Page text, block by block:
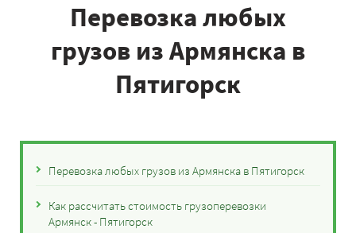
Перевозка любых
грузов из Армянска в
Пятигорск
Перевозка любых грузов из Армянска в Пятигорск
Как рассчитать стоимость грузоперевозки
Армянск - Пятигорск